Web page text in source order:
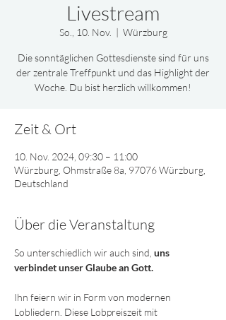
Livestream
So., 10. Nov.
  |
Würzburg
Die sonntäglichen Gottesdienste sind für uns
der zentrale Treffpunkt und das Highlight der
Woche. Du bist herzlich willkommen!
Zeit & Ort
10. Nov. 2024, 09:30 – 11:00
Würzburg, Ohmstraße 8a, 97076 Würzburg,
Deutschland
Über die Veranstaltung
So unterschiedlich wir auch sind, uns
verbindet unser Glaube an Gott.
Ihn feiern wir in Form von modernen
Lobliedern. Diese Lobpreiszeit mit